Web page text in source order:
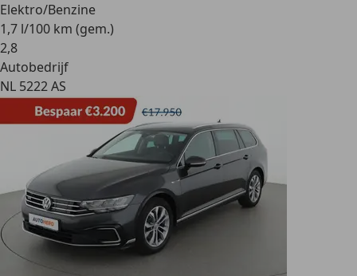
Elektro/Benzine
1,7 l/100 km (gem.)
2,8
Autobedrijf
NL 5222 AS